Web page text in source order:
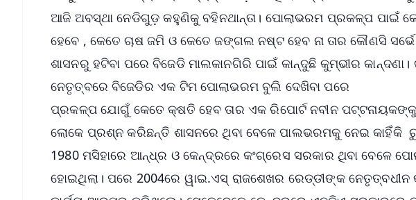
ଆଜି ଅବସ୍ଥା ନେଡିଗୁଡ଼ କହୁଣିକୁ ବହିନଥାନ୍ତା। ପୋଲାଭରମ ପ୍ରକଳ୍ପ ପାଇଁ
ହେବେ , କେତେ ଚାଷ ଜମି ଓ କେତେ ଜଙ୍ଗଲ ନଷ୍ଟ ହେବ ନା ତାର କୌଣସି
ଶାସନରୁ ହଟିବା ପରେ ବିଜେଡି ମାଲକାନଗିରି ପାଇଁ କାନ୍ଦୁଛି କୁମ୍ଭୀର
ନେତୃତ୍ବରେ ବିଜେଡିର ଏକ ଟିମ ପୋଲାଭରମ ବୁଲି ଦେଖିବା ପରେ
ପ୍ରକଳ୍ପ ଯୋଗୁଁ କେତେ କ୍ଷତି ହେବ ତାର ଏକ ରିପୋର୍ଟ ନବୀନ
ଲୋକେ ପ୍ରଶ୍ନ କରିଛନ୍ତି ଶାସନରେ ଥିବା ବେଳେ ପାଲଭରମକୁ ନେଇ କାହିଁକି
1980 ମସିହାରେ ଆନ୍ଧ୍ର ଓ କେନ୍ଦ୍ରରେ କଂଗ୍ରେସ ସରକାର ଥିବା ବେଳେ
ହୋଇଥିଲା। ପରେ 2004ରେ ୱାଇ.ଏସ୍ ରାଜଶେଖର ରେଡ୍ଡୀଙ୍କ